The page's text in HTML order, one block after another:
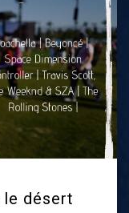
le désert